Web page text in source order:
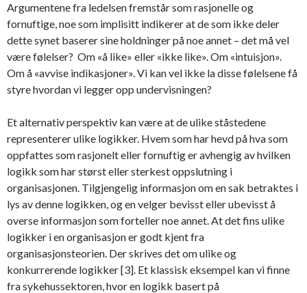
Argumentene fra ledelsen fremstår som rasjonelle og
fornuftige, noe som implisitt indikerer at de som ikke deler
dette synet baserer sine holdninger på noe annet – det må vel
være følelser? Om «å like» eller «ikke like». Om «intuisjon».
Om å «avvise indikasjoner». Vi kan vel ikke la disse følelsene få
styre hvordan vi legger opp undervisningen?
Et alternativ perspektiv kan være at de ulike ståstedene
representerer ulike logikker. Hvem som har hevd på hva som
oppfattes som rasjonelt eller fornuftig er avhengig av hvilken
logikk som har størst eller sterkest oppslutning i
organisasjonen. Tilgjengelig informasjon om en sak betraktes i
lys av denne logikken, og en velger bevisst eller ubevisst å
overse informasjon som forteller noe annet. At det fins ulike
logikker i en organisasjon er godt kjent fra
organisasjonsteorien. Der skrives det om ulike og
konkurrerende logikker [3]. Et klassisk eksempel kan vi finne
fra sykehussektoren, hvor en logikk basert på